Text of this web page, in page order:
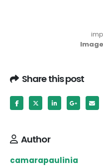
Share this post
Author
camarapaulinia